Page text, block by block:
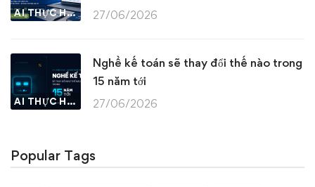
AI THỰC HÀNH 27/06/2026
AI THỰC HÀNH
Nghề kế toán sẽ thay đổi thế nào trong
15 năm tới
27/06/2026
Popular Tags